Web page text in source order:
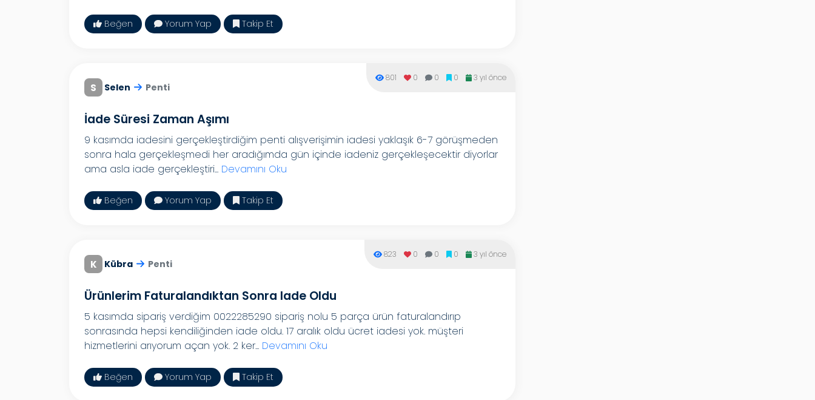
Beğen Yorum Yap Takip Et
S Selen Penti
İade Süresi Zaman Aşımı
801 0 0 0 3 yıl önce
9 kasımda iadesini gerçekleştirdiğim penti alışverişimin iadesi yaklaşık 6-7 görüşmeden
sonra hala gerçekleşmedi her aradığımda gün içinde iadeniz gerçekleşecektir diyorlar
ama asla iade gerçekleştiri... Devamını Oku
Beğen Yorum Yap Takip Et
K Kübra Penti
Ürünlerim Faturalandıktan Sonra Iade Oldu
823 0 0 0 3 yıl önce
5 kasımda sipariş verdiğim 0022285290 sipariş nolu 5 parça ürün faturalandırıp
sonrasında hepsi kendiliğinden iade oldu. 17 aralık oldu ücret iadesi yok. müşteri
hizmetlerini arıyorum açan yok. 2 ker... Devamını Oku
Beğen Yorum Yap Takip Et